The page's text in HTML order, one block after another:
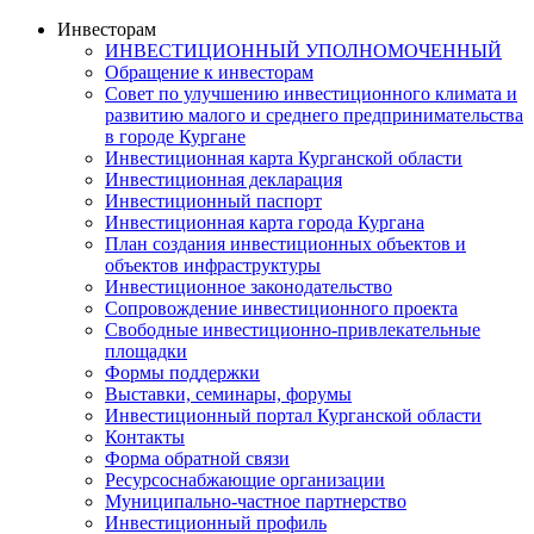
Инвесторам
ИНВЕСТИЦИОННЫЙ УПОЛНОМОЧЕННЫЙ
Обращение к инвесторам
Совет по улучшению инвестиционного климата и
развитию малого и среднего предпринимательства
в городе Кургане
Инвестиционная карта Курганской области
Инвестиционная декларация
Инвестиционный паспорт
Инвестиционная карта города Кургана
План создания инвестиционных объектов и
объектов инфраструктуры
Инвестиционное законодательство
Сопровождение инвестиционного проекта
Свободные инвестиционно-привлекательные
площадки
Формы поддержки
Выставки, семинары, форумы
Инвестиционный портал Курганской области
Контакты
Форма обратной связи
Ресурсоснабжающие организации
Муниципально-частное партнерство
Инвестиционный профиль